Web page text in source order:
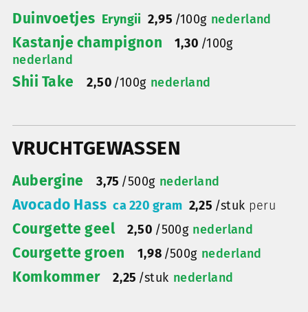
Duinvoetjes Eryngii 2,95 /100g nederland
Kastanje champignon 1,30 /100g
nederland
Shii Take 2,50 /100g nederland
VRUCHTGEWASSEN
Aubergine 3,75 /500g nederland
Avocado Hass ca 220 gram 2,25 /stuk peru
Courgette geel 2,50 /500g nederland
Courgette groen 1,98 /500g nederland
Komkommer 2,25 /stuk nederland